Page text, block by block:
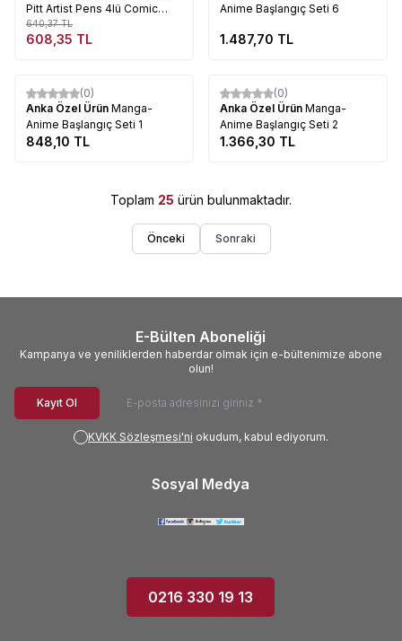
Pitt Artist Pens 4lü Comic
Shading Set
640,37TL
608,35 TL
Anime Başlangıç Seti 6
1.487,70 TL
(0)
Anka Özel Ürün Manga-
Anime Başlangıç Seti 1
848,10 TL
(0)
Anka Özel Ürün Manga-
Anime Başlangıç Seti 2
1.366,30 TL
Toplam 25 ürün bulunmaktadır.
Önceki Sonraki
E-Bülten Aboneliği
Kampanya ve yeniliklerden haberdar olmak için e-bültenimize abone
olun!
Kayıt Ol
KVKK Sözleşmesi'ni okudum, kabul ediyorum.
Sosyal Medya
0216 330 19 13